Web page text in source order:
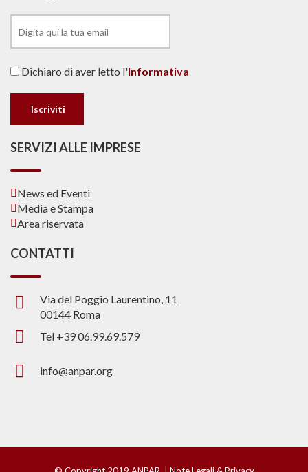
Dichiaro di aver letto l'Informativa
SERVIZI ALLE IMPRESE
News ed Eventi
Media e Stampa
Area riservata
CONTATTI
Via del Poggio Laurentino, 11
00144 Roma
Tel +39 06.99.69.579
info@anpar.org